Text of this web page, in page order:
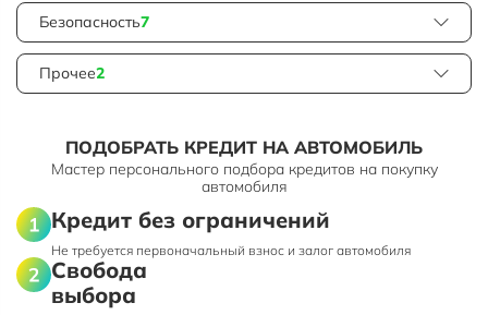
Безопасность7
Прочее2
ПОДОБРАТЬ КРЕДИТ НА АВТОМОБИЛЬ
Мастер персонального подбора кредитов на покупку
автомобиля
Кредит без ограничений
Не требуется первоначальный взнос и залог автомобиля
Свобода
выбора